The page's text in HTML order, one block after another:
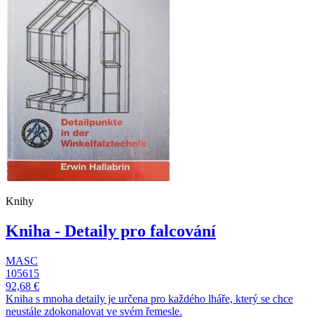
Knihy
Kniha - Detaily pro falcování
MASC
105615
92,68 €
Kniha s mnoha detaily je určena pro každého lháře, který se chce
neustále zdokonalovat ve svém řemesle.